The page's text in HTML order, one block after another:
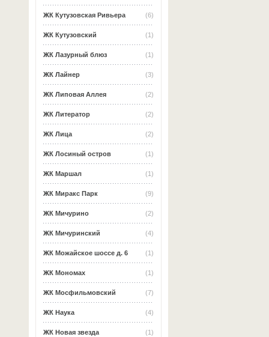
(6)
ЖК Кутузовская Ривьера
(1)
ЖК Кутузовский
(1)
ЖК Лазурный блюз
(3)
ЖК Лайнер
(2)
ЖК Липовая Аллея
(2)
ЖК Литератор
(2)
ЖК Лица
(1)
ЖК Лосиный остров
(1)
ЖК Маршал
(9)
ЖК Миракс Парк
(2)
ЖК Мичурино
(4)
ЖК Мичуринский
(1)
ЖК Можайское шоссе д. 6
(1)
ЖК Мономах
(7)
ЖК Мосфильмовский
(4)
ЖК Наука
(1)
ЖК Новая звезда